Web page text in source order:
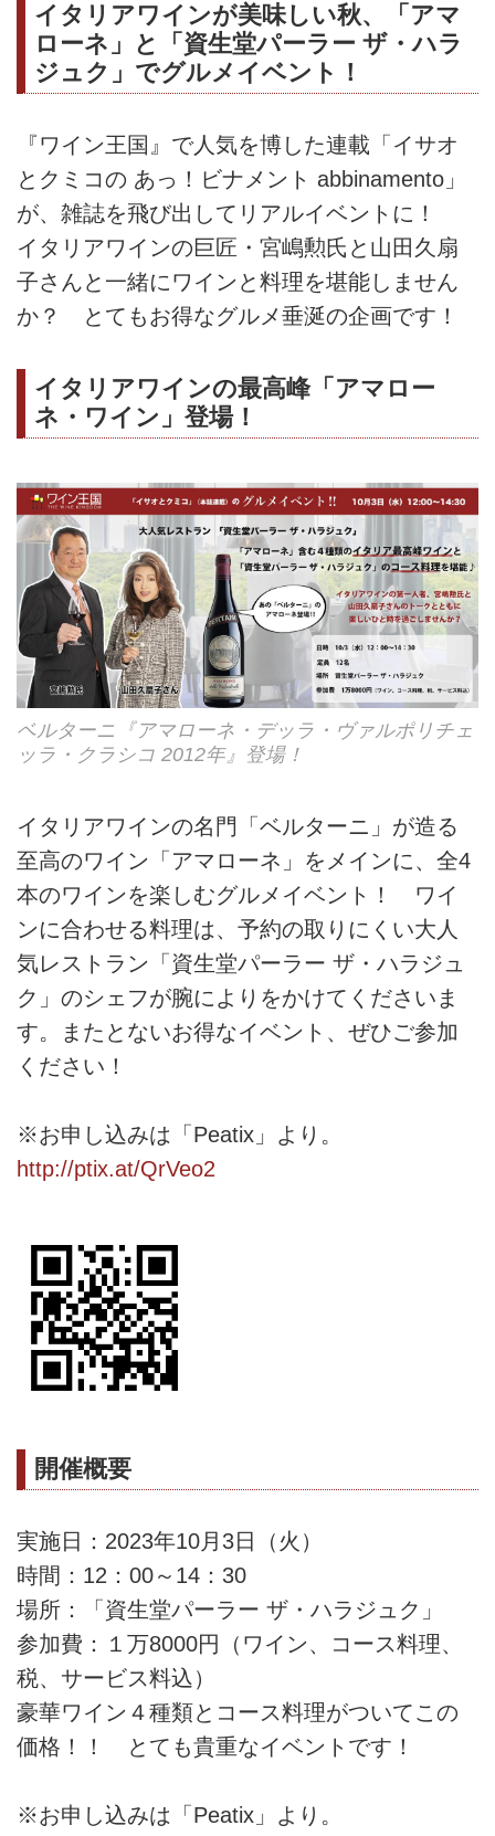
イタリアワインが美味しい秋、「アマ
ローネ」と「資生堂パーラー ザ・ハラ
ジュク」でグルメイベント！
『ワイン王国』で人気を博した連載「イサオ
とクミコの あっ！ビナメント abbinamento」
が、雑誌を飛び出してリアルイベントに！
イタリアワインの巨匠・宮嶋勲氏と山田久扇
子さんと一緒にワインと料理を堪能しません
か？ とてもお得なグルメ垂涎の企画です！
イタリアワインの最高峰「アマロー
ネ・ワイン」登場！
ベルターニ『アマローネ・デッラ・ヴァルポリチェ
ッラ・クラシコ 2012年』登場！
イタリアワインの名門「ベルターニ」が造る
至高のワイン「アマローネ」をメインに、全4
本のワインを楽しむグルメイベント！ ワイ
ンに合わせる料理は、予約の取りにくい大人
気レストラン「資生堂パーラー ザ・ハラジュ
ク」のシェフが腕によりをかけてくださいま
す。またとないお得なイベント、ぜひご参加
ください！
※お申し込みは「Peatix」より。
http://ptix.at/QrVeo2
開催概要
実施日：2023年10月3日（火）
時間：12：00～14：30
場所：「資生堂パーラー ザ・ハラジュク」
参加費：１万8000円（ワイン、コース料理、
税、サービス料込）
豪華ワイン４種類とコース料理がついてこの
価格！！ とても貴重なイベントです！
※お申し込みは「Peatix」より。